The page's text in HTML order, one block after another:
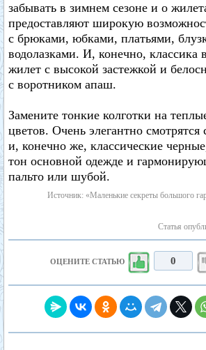
забывать в зимнем сезоне и о
предоставляют широкую
с брюками, юбками, платьями,
водолазками. И, конечно, классика
жилет с высокой застежкой и
с воротником апаш.
Замените тонкие колготки на
цветов. Очень элегантно
и, конечно же, классические
тон основной одежде и
пальто или шубой.
Источник: «Маленькие секреты большого
Статья
ОЦЕНИТЕ СТАТЬЮ 0